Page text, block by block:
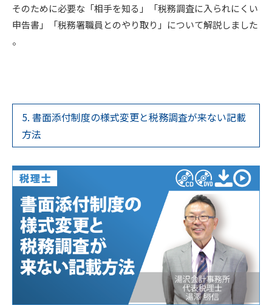
そのために必要な「相手を知る」「税務調査に入られにくい
申告書」「税務署職員とのやり取り」について解説しました
。
5. 書面添付制度の様式変更と税務調査が来ない記載
方法